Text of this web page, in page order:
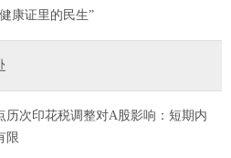
康证里的民生”
历次印花税调整对A股影响：短期内
限